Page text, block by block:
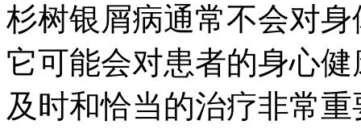
杉树银屑病通常不会对
它可能会对患者的身心
及时和恰当的治疗非常